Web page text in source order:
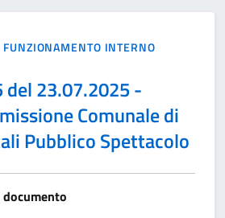
INTERNO
del 23.07.2025 -
Comunale di
Pubblico Spettacolo